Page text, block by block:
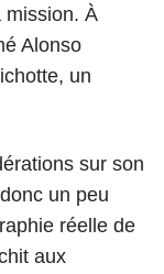
mission. À
Alonso
un
sur son
un peu
réelle de
aux